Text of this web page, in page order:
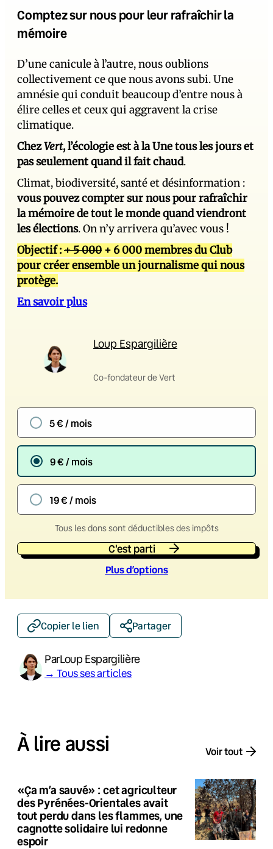
Comptez sur nous pour leur rafraîchir la
mémoire
D’une canicule à l’autre, nous oublions
collectivement ce que nous avons subi. Une
amnésie qui conduit beaucoup d’entre nous à
élire celles et ceux qui aggravent la crise
climatique.
ChezVert, l’écologie est à la Une tous les jours et
pas seulement quand il fait chaud.
Climat, biodiversité, santé et désinformation :
vous pouvez compter sur nous pour rafraîchir
la mémoire de tout le monde quand viendront
les élections. On n’y arrivera qu’avec vous !
Objectif :+ 5 000 + 6 000 membres du Club
pour créer ensemble un journalisme qui nous
protège.
En savoir plus
Loup Espargilière
Co-fondateur de Vert
5 € / mois
9 € / mois
19 € / mois
Tous les dons sont déductibles des impôts
C'est parti
Plus d’options
Copier le lien Partager
ParLoup Espargilière
→ Tous ses articles
À lire aussi Voir tout
«Ça m’a sauvé» : cet agriculteur
des Pyrénées-Orientales avait
tout perdu dans les flammes, une
cagnotte solidaire lui redonne
espoir